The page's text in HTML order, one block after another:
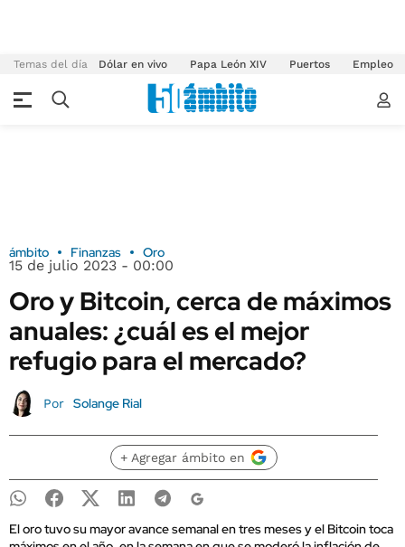
Temas del día Dólar en vivo Papa León XIV Puertos Empleo
ámbito Finanzas Oro
15 de julio 2023 - 00:00
Oro y Bitcoin, cerca de máximos
anuales: ¿cuál es el mejor
refugio para el mercado?
Por Solange Rial
+ Agregar ámbito en
El oro tuvo su mayor avance semanal en tres meses y el Bitcoin toca